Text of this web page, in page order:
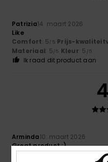
Patrizia14. maart 2026
Like
Comfort: 5/5 Prijs-
Materiaal: 5/5 Kleur: 5 /5
Ik raad dit product aan
4
Arminda10. maart 2026
Great product :)
Prijs-